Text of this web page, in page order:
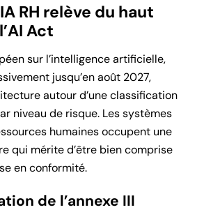
RH relève du haut
Act
sur l’intelligence artificielle,
jusqu’en août 2027,
autour d’une classification
niveau de risque. Les systèmes
humaines occupent une
qui mérite d’être bien comprise
en conformité.
de l’annexe III